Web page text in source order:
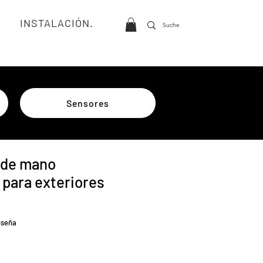
INSTALACIÓN.
Sensores
mano
exteriores
es de 4.0 de 5 estrellas